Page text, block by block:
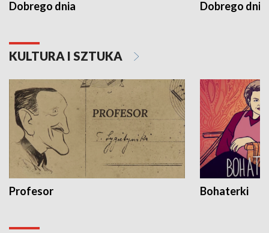
Dobrego dnia Dobrego dnia
KULTURA I SZTUKA
Profesor Bohaterki